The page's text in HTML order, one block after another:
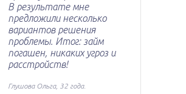
В результате мне
предложили несколько
вариантов решения
проблемы. Итог: займ
погашен, никаких угроз и
расстройств!
Глушова Ольга, 32 года.